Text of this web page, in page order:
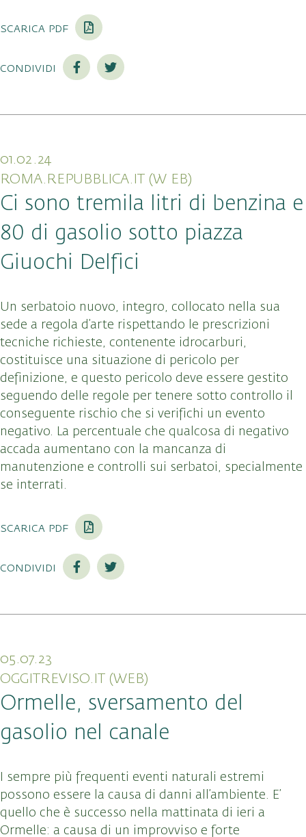
scarica pdf
condividi
01.02.24
ROMA.REPUBBLICA.IT (W EB)
Ci sono tremila litri di benzina e
80 di gasolio sotto piazza
Giuochi Delfici
Un serbatoio nuovo, integro, collocato nella sua
sede a regola d’arte rispettando le prescrizioni
tecniche richieste, contenente idrocarburi,
costituisce una situazione di pericolo per
definizione, e questo pericolo deve essere gestito
seguendo delle regole per tenere sotto controllo il
conseguente rischio che si verifichi un evento
negativo. La percentuale che qualcosa di negativo
accada aumentano con la mancanza di
manutenzione e controlli sui serbatoi, specialmente
se interrati.
scarica pdf
condividi
05.07.23
OGGITREVISO.IT (WEB)
Ormelle, sversamento del
gasolio nel canale
I sempre più frequenti eventi naturali estremi
possono essere la causa di danni all’ambiente. E’
quello che è successo nella mattinata di ieri a
Ormelle: a causa di un improvviso e forte